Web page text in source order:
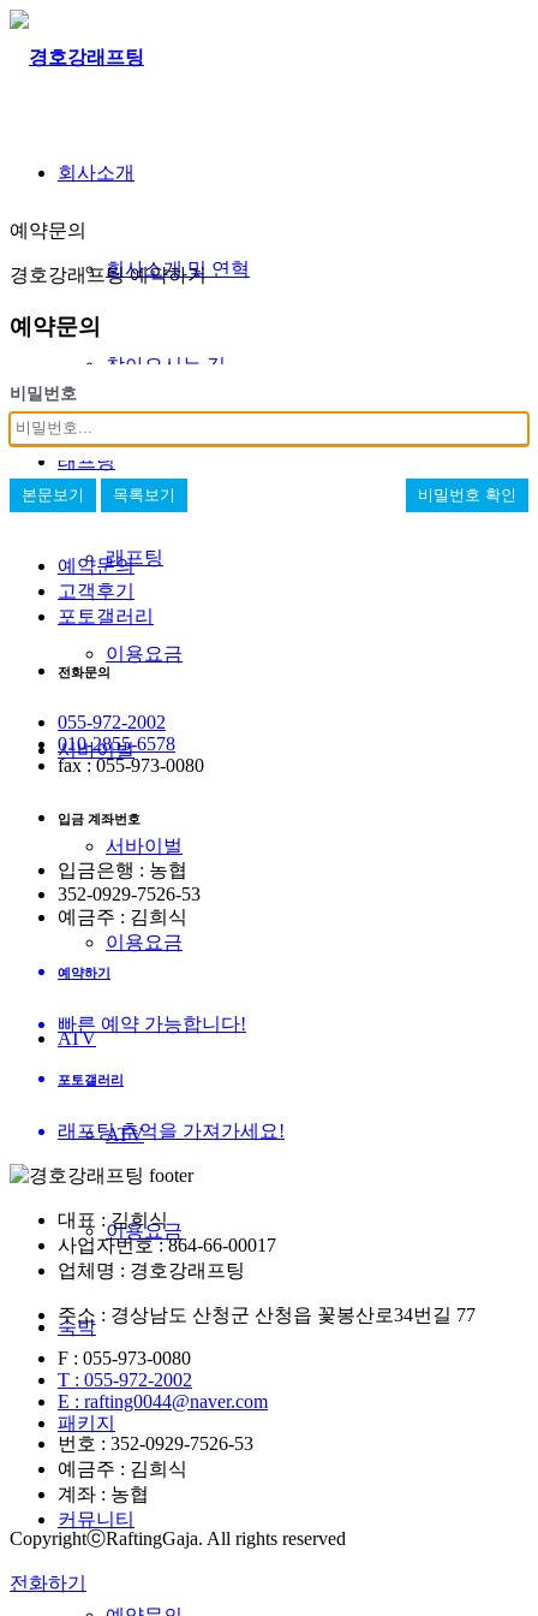
회사소개
회사소개 및 연혁
찾아오시는 길
래프팅
래프팅
이용요금
서바이벌
서바이벌
이용요금
ATV
ATV
이용요금
숙박
패키지
커뮤니티
예약문의
경호강래프팅 예약하기
예약문의
비밀번호
본문보기 목록보기 비밀번호 확인
예약문의
고객후기
포토갤러리
전화문의
055-972-2002
010-2855-6578
fax : 055-973-0080
입금 계좌번호
입금은행 : 농협
352-0929-7526-53
예금주 : 김희식
예약하기
빠른 예약 가능합니다!
포토갤러리
래프팅 추억을 가져가세요!
대표 : 김희식
사업자번호 : 864-66-00017
업체명 : 경호강래프팅
주소 : 경상남도 산청군 산청읍 꽃봉산로34번길 77
F : 055-973-0080
T : 055-972-2002
E : rafting0044@naver.com
번호 : 352-0929-7526-53
예금주 : 김희식
계좌 : 농협
CopyrightⓒRaftingGaja. All rights reserved
전화하기